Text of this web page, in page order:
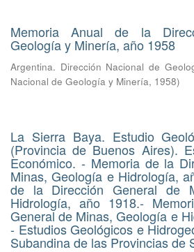
Memoria Anual de la
Geología y Minería, año 1958
Argentina. Dirección Nacional de
Nacional de Geología y Minería, 1958)
La Sierra Baya. Estudio
(Provincia de Buenos Aires).
Económico. - Memoria de la
Minas, Geología e Hidrología,
de la Dirección General de
Hidrología, año 1918.-
General de Minas, Geología e
- Estudios Geológicos e
Subandina de las Provincias de